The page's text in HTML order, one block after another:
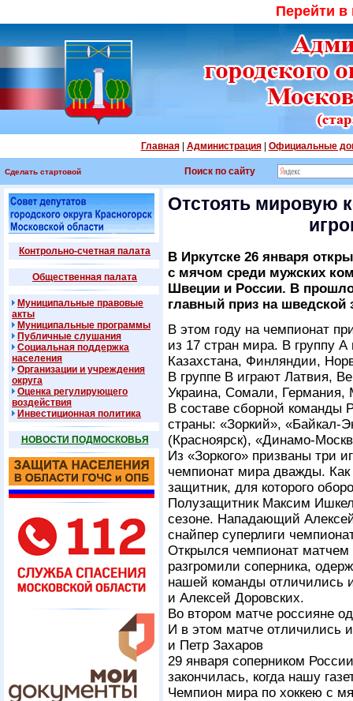
Перейти
Главная| Администрация| Официальные
Сделать стартовой Поиск по сайту
Контрольно-счетная палата
Общественная палата
Муниципальные правовые
акты
Муниципальные программы
Публичные слушания
Социальная поддержка
населения
Организации и учреждения
округа
Оценка регулирующего
воздействия
Инвестиционная политика
НОВОСТИ ПОДМОСКОВЬЯ
Отстоять мировую
В Иркутске 26 января
с мячом среди мужских
Швеции и России. В
главный приз на шведской
В этом году на чемпионат
из 17 стран мира. В группу
Казахстана, Финляндии,
В группе В играют Латвия,
Украина, Сомали, Германия,
В составе сборной команды
страны: «Зоркий», «Байкал-
(Красноярск), «Динамо-
Из «Зоркого» призваны три
чемпионат мира дважды.
защитник, для которого
Полузащитник Максим
сезоне. Нападающий
снайпер суперлиги
Открылся чемпионат
разгромили соперника,
нашей команды отличились
и Алексей Доровских.
Во втором матче россияне
И в этом матче отличились
и Петр Захаров
29 января соперником
закончилась, когда нашу
Чемпион мира по хоккею с